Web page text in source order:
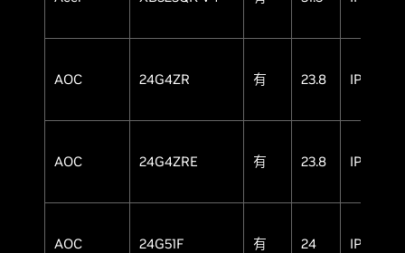
AOC 24G4ZR 有 23.8 IPS
AOC 24G4ZRE 有 23.8 IPS
AOC 24G51F 有 24 IPS